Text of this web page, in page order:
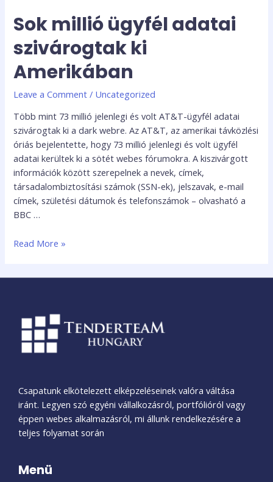
Sok millió ügyfél adatai
szivárogtak ki
Amerikában
Leave a Comment / Uncategorized
Több mint 73 millió jelenlegi és volt AT&T-ügyfél adatai
szivárogtak ki a dark webre. Az AT&T, az amerikai távközlési
óriás bejelentette, hogy 73 millió jelenlegi és volt ügyfél
adatai kerültek ki a sötét webes fórumokra. A kiszivárgott
információk között szerepelnek a nevek, címek,
társadalombiztosítási számok (SSN-ek), jelszavak, e-mail
címek, születési dátumok és telefonszámok – olvasható a
BBC …
Read More »
Csapatunk elkötelezett elképzeléseinek valóra váltása
iránt. Legyen szó egyéni vállalkozásról, portfólióról vagy
éppen webes alkalmazásról, mi állunk rendelkezésére a
teljes folyamat során
Menü